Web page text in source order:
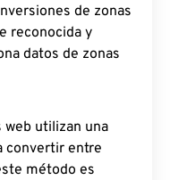
de zonas
reconocida y
datos de zonas
web utilizan una
convertir entre
método es